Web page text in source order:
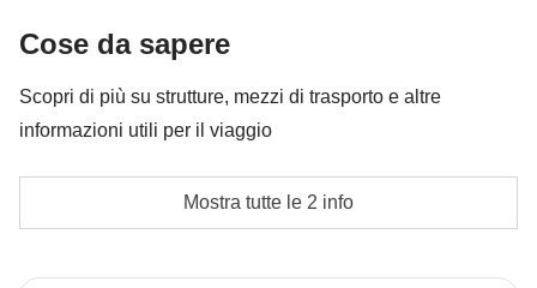
concordato di fare e la relativa quota parte del
coordinatore. Le attività pagate con la Cassa Comune
sono svolte da fornitori locali terzi e valgono le loro
assume responsabilità
Cose da sapere
Scopri di più su strutture, mezzi di trasporto e altre
informazioni utili per il viaggio
L'opzione no-sharing room non è disponibile per
questo viaggio
Info sulle camere private
Mostra tutte le 2 info